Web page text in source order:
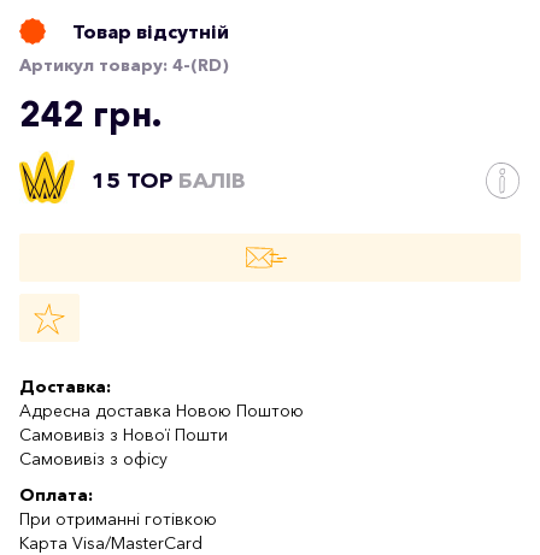
Товар відсутній
Артикул товару: 4-(RD)
242 грн.
15 TOP БАЛІВ
Доставка:
Адресна доставка Новою Поштою
Самовивіз з Нової Пошти
Самовивіз з офісу
Оплата:
При отриманні готівкою
Карта Visa/MasterCard